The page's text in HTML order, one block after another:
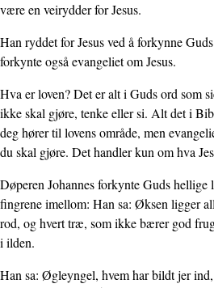
være en veirydder for Jesus.
Han ryddet for Jesus ved å forkynne
forkynte også evangeliet om Jesus.
Hva er loven? Det er alt i Guds ord som
ikke skal gjøre, tenke eller si. Alt det i
deg hører til lovens område, men
du skal gjøre. Det handler kun om hva
Døperen Johannes forkynte Guds hellige
fingrene imellom: Han sa: Øksen ligger
rod, og hvert træ, som ikke bærer god
i ilden.
Han sa: Øgleyngel, hvem har bildt jer